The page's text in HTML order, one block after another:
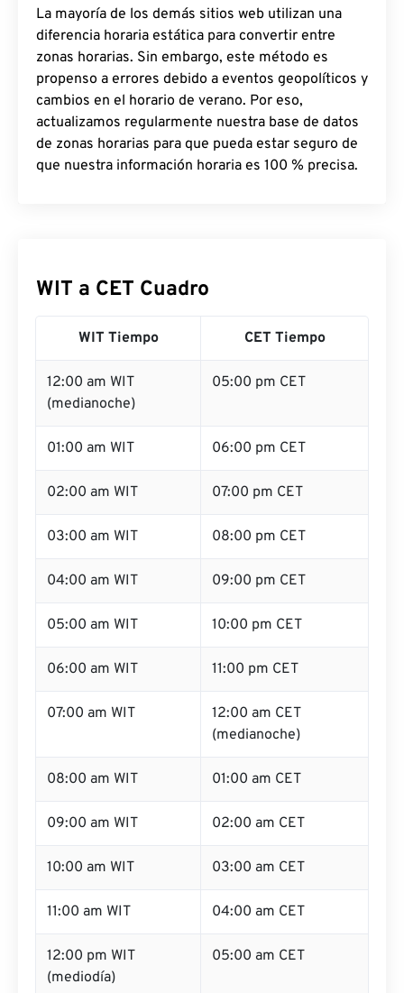
La mayoría de los demás sitios web utilizan una
diferencia horaria estática para convertir entre
zonas horarias. Sin embargo, este método es
propenso a errores debido a eventos geopolíticos y
cambios en el horario de verano. Por eso,
actualizamos regularmente nuestra base de datos
de zonas horarias para que pueda estar seguro de
que nuestra información horaria es 100 % precisa.
WIT a CET Cuadro
WIT Tiempo CET Tiempo
12:00 am WIT
(medianoche)
05:00 pm CET
01:00 am WIT 06:00 pm CET
02:00 am WIT 07:00 pm CET
03:00 am WIT 08:00 pm CET
04:00 am WIT 09:00 pm CET
05:00 am WIT 10:00 pm CET
06:00 am WIT 11:00 pm CET
07:00 am WIT
12:00 am CET
(medianoche)
08:00 am WIT 01:00 am CET
09:00 am WIT 02:00 am CET
10:00 am WIT 03:00 am CET
11:00 am WIT 04:00 am CET
12:00 pm WIT
(mediodía)
05:00 am CET